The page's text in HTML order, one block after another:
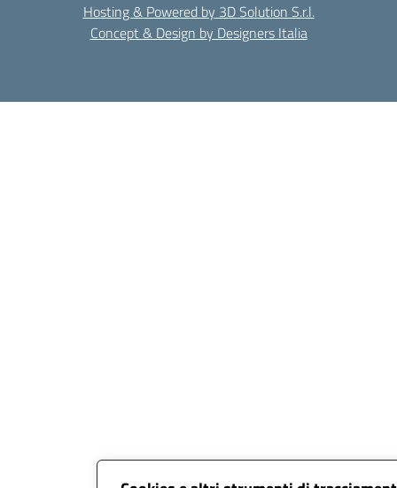
Hosting & Powered by 3D Solution S.r.l.
Concept & Design by Designers Italia